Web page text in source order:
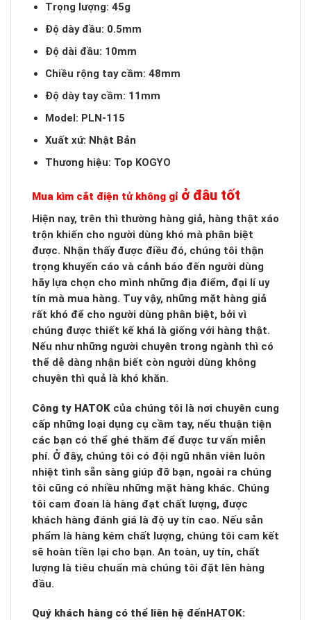
Trọng lượng: 45g
Độ dày đầu: 0.5mm
Độ dài đầu: 10mm
Chiều rộng tay cầm: 48mm
Độ dày tay cầm: 11mm
Model: PLN-115
Xuất xứ: Nhật Bản
Thương hiệu: Top KOGYO
Mua kìm cắt điện tử không gỉ ở đâu tốt
Hiện nay, trên thì thường hàng giả, hàng thật xáo
trộn khiến cho người dùng khó mà phân biệt
được. Nhận thấy được điều đó, chúng tôi thận
trọng khuyến cáo và cảnh báo đến người dùng
hãy lựa chọn cho mình những địa điểm, đại lí uy
tín mà mua hàng. Tuy vậy, những mặt hàng giả
rất khó để cho người dùng phân biệt, bởi vì
chúng được thiết kế khá là giống với hàng thật.
Nếu như những người chuyên trong ngành thì có
thể dễ dàng nhận biết còn người dùng không
chuyên thì quả là khó khăn.
Công ty HATOK của chúng tôi là nơi chuyên cung
cấp những loại dụng cụ cầm tay, nếu thuận tiện
các bạn có thể ghé thăm để được tư vấn miễn
phí. Ở đây, chúng tôi có đội ngũ nhân viên luôn
nhiệt tình sẵn sàng giúp đỡ bạn, ngoài ra chúng
tôi cũng có nhiều những mặt hàng khác. Chúng
tôi cam đoan là hàng đạt chất lượng, được
khách hàng đánh giá là độ uy tín cao. Nếu sản
phẩm là hàng kém chất lượng, chúng tôi cam kết
sẽ hoàn tiền lại cho bạn. An toàn, uy tín, chất
lượng là tiêu chuẩn mà chúng tôi đặt lên hàng
đầu.
Quý khách hàng có thể liên hệ đếnHATOK: